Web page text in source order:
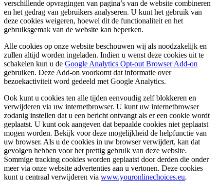
verschillende opvragingen van pagina’s van de website combineren
en het gedrag van gebruikers analyseren. U kunt het gebruik van
deze cookies weigeren, hoewel dit de functionaliteit en het
gebruiksgemak van de website kan beperken.
Alle cookies op onze website beschouwen wij als noodzakelijk en
zullen altijd worden ingeladen. Indien u wenst deze cookies uit te
schakelen kun u de Google Analytics Opt-out Browser Add-on
gebruiken. Deze Add-on voorkomt dat informatie over
bezoekactiviteit word gedeeld met Google Analytics.
Ook kunt u cookies ten alle tijden eenvoudig zelf blokkeren en
verwijderen via uw internetbrowser. U kunt uw internetbrowser
zodanig instellen dat u een bericht ontvangt als er een cookie wordt
geplaatst. U kunt ook aangeven dat bepaalde cookies niet geplaatst
mogen worden. Bekijk voor deze mogelijkheid de helpfunctie van
uw browser. Als u de cookies in uw browser verwijdert, kan dat
gevolgen hebben voor het prettig gebruik van deze website.
Sommige tracking cookies worden geplaatst door derden die onder
meer via onze website advertenties aan u vertonen. Deze cookies
kunt u centraal verwijderen via www.youronlinechoices.eu.